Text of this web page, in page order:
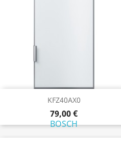
KFZ40AX0
79,00 €
BOSCH